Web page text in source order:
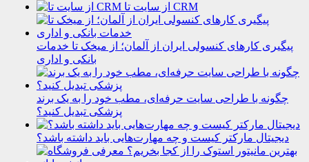
از سایت تا CRM
پیگیری کارهای کنسولی ایران از آلمان؛ از میخک تا خدمات
بانکی و اداری
چگونه با طراحی سایت حرفه‌ای، مطب خود را به یک برند
پزشکی تبدیل کنید؟
دیجیتال مارکتر کیست و چه مهارت‌هایی باید داشته باشد؟